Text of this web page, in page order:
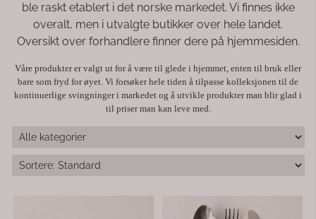
ble raskt etablert i det norske markedet. Vi finnes ikke
overalt, men i utvalgte butikker over hele landet.
Oversikt over forhandlere finner dere på hjemmesiden.
Våre produkter er valgt ut for å være til glede i hjemmet, enten til bruk eller
bare som fryd for øyet. Vi forsøker hele tiden å tilpasse kolleksjonen til de
kontinuerlige svingninger i markedet og å utvikle produkter man blir glad i
til priser man kan leve med.